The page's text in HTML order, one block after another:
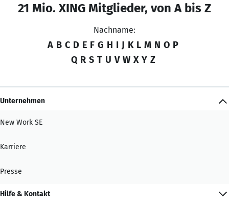
21 Mio. XING Mitglieder, von A bis Z
Nachname:
A B C D E F G H I J K L M N O P
Q R S T U V W X Y Z
Unternehmen
New Work SE
Karriere
Presse
Hilfe & Kontakt